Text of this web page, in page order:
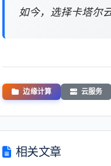
如今，选择卡塔尔
边缘计算 云服务
相关文章